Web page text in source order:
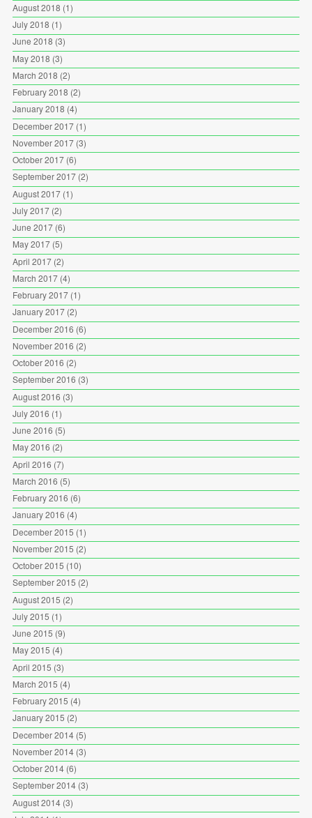
August 2018 (1)
July 2018 (1)
June 2018 (3)
May 2018 (3)
March 2018 (2)
February 2018 (2)
January 2018 (4)
December 2017(1)
November 2017(3)
October 2017(6)
September 2017(2)
August 2017(1)
July 2017(2)
June 2017(6)
May 2017(5)
April 2017(2)
March 2017(4)
February 2017(1)
January 2017(2)
December 2016 (6)
November 2016 (2)
October 2016 (2)
September 2016 (3)
August 2016 (3)
July 2016 (1)
June 2016 (5)
May 2016 (2)
April 2016 (7)
March 2016 (5)
February 2016 (6)
January 2016 (4)
December 2015 (1)
November 2015 (2)
October 2015 (10)
September 2015 (2)
August 2015 (2)
July 2015 (1)
June 2015 (9)
May 2015 (4)
April 2015 (3)
March 2015 (4)
February 2015 (4)
January 2015 (2)
December 2014(5)
November 2014(3)
October 2014(6)
September 2014(3)
August 2014(3)